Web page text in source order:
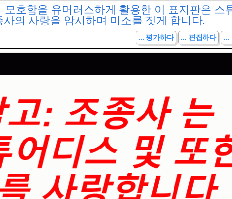
모호함을 유머러스하게 활용한 이 표지판은 스
의 사랑을 암시하며 미소를 짓게 합니다.
... 평가하다 ... 편집하다 ...